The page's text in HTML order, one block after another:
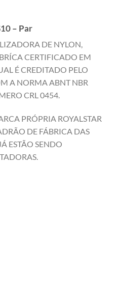
– Par
DE NYLON,
CERTIFICADO EM
É CREDITADO PELO
A NORMA ABNT NBR
CRL 0454.
PRÓPRIA ROYALSTAR
DE FÁBRICA DAS
ESTÃO SENDO